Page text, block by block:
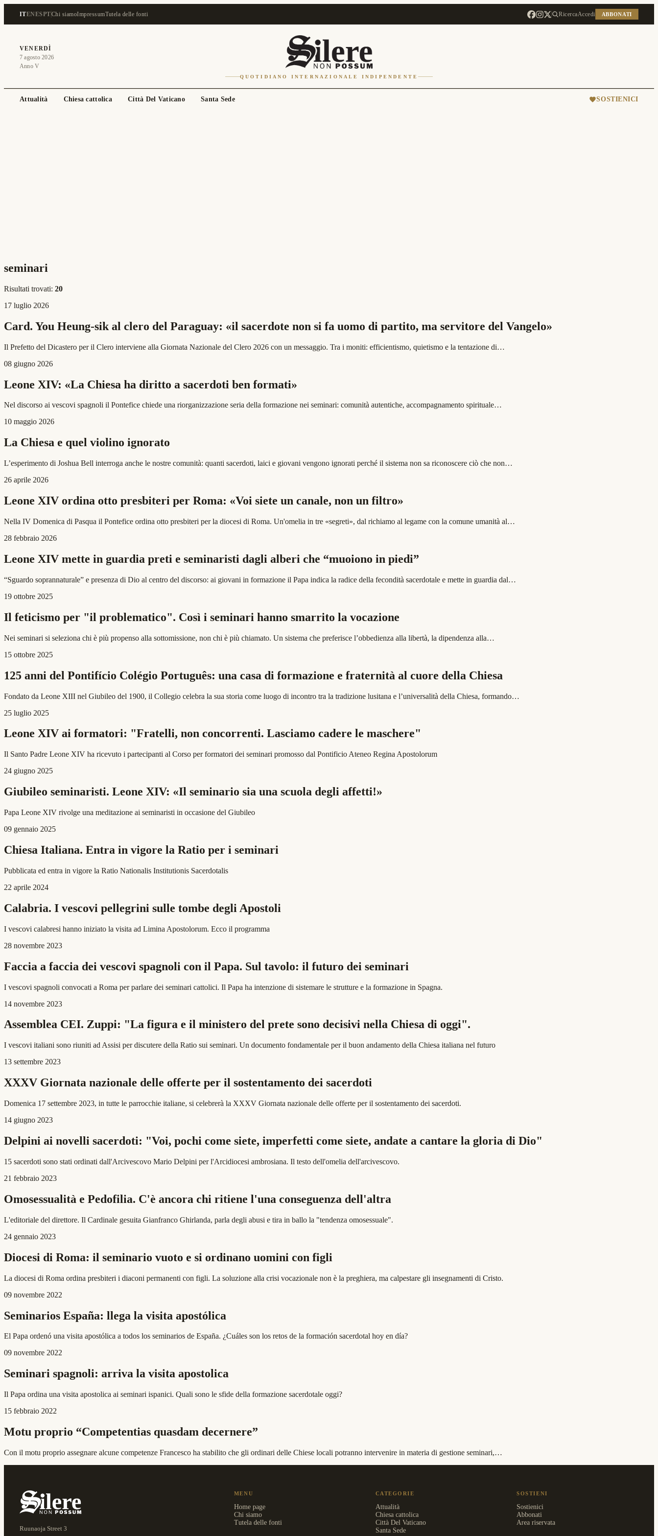
ITENESPTChi siamoImpressumTutela delle fonti RicercaAccedi ABBONATI
VENERDÌ
7 agosto 2026
Anno V
QUOTIDIANO INTERNAZIONALE INDIPENDENTE
Attualità Chiesa cattolica Città Del Vaticano Santa Sede SOSTIENICI
seminari
Risultati trovati: 20
17 luglio 2026
Card. You Heung-sik al clero del Paraguay: «il sacerdote non si fa uomo di partito, ma servitore del Vangelo»
Il Prefetto del Dicastero per il Clero interviene alla Giornata Nazionale del Clero 2026 con un messaggio. Tra i moniti: efficientismo, quietismo e la tentazione di…
08 giugno 2026
Leone XIV: «La Chiesa ha diritto a sacerdoti ben formati»
Nel discorso ai vescovi spagnoli il Pontefice chiede una riorganizzazione seria della formazione nei seminari: comunità autentiche, accompagnamento spirituale…
10 maggio 2026
La Chiesa e quel violino ignorato
L’esperimento di Joshua Bell interroga anche le nostre comunità: quanti sacerdoti, laici e giovani vengono ignorati perché il sistema non sa riconoscere ciò che non…
26 aprile 2026
Leone XIV ordina otto presbiteri per Roma: «Voi siete un canale, non un filtro»
Nella IV Domenica di Pasqua il Pontefice ordina otto presbiteri per la diocesi di Roma. Un'omelia in tre «segreti», dal richiamo al legame con la comune umanità al…
28 febbraio 2026
Leone XIV mette in guardia preti e seminaristi dagli alberi che “muoiono in piedi”
“Sguardo soprannaturale” e presenza di Dio al centro del discorso: ai giovani in formazione il Papa indica la radice della fecondità sacerdotale e mette in guardia dal…
19 ottobre 2025
Il feticismo per "il problematico". Così i seminari hanno smarrito la vocazione
Nei seminari si seleziona chi è più propenso alla sottomissione, non chi è più chiamato. Un sistema che preferisce l’obbedienza alla libertà, la dipendenza alla…
15 ottobre 2025
125 anni del Pontifício Colégio Português: una casa di formazione e fraternità al cuore della Chiesa
Fondato da Leone XIII nel Giubileo del 1900, il Collegio celebra la sua storia come luogo di incontro tra la tradizione lusitana e l’universalità della Chiesa, formando…
25 luglio 2025
Leone XIV ai formatori: "Fratelli, non concorrenti. Lasciamo cadere le maschere"
Il Santo Padre Leone XIV ha ricevuto i partecipanti al Corso per formatori dei seminari promosso dal Pontificio Ateneo Regina Apostolorum
24 giugno 2025
Giubileo seminaristi. Leone XIV: «Il seminario sia una scuola degli affetti!»
Papa Leone XIV rivolge una meditazione ai seminaristi in occasione del Giubileo
09 gennaio 2025
Chiesa Italiana. Entra in vigore la Ratio per i seminari
Pubblicata ed entra in vigore la Ratio Nationalis Institutionis Sacerdotalis
22 aprile 2024
Calabria. I vescovi pellegrini sulle tombe degli Apostoli
I vescovi calabresi hanno iniziato la visita ad Limina Apostolorum. Ecco il programma
28 novembre 2023
Faccia a faccia dei vescovi spagnoli con il Papa. Sul tavolo: il futuro dei seminari
I vescovi spagnoli convocati a Roma per parlare dei seminari cattolici. Il Papa ha intenzione di sistemare le strutture e la formazione in Spagna.
14 novembre 2023
Assemblea CEI. Zuppi: "La figura e il ministero del prete sono decisivi nella Chiesa di oggi".
I vescovi italiani sono riuniti ad Assisi per discutere della Ratio sui seminari. Un documento fondamentale per il buon andamento della Chiesa italiana nel futuro
13 settembre 2023
XXXV Giornata nazionale delle offerte per il sostentamento dei sacerdoti
Domenica 17 settembre 2023, in tutte le parrocchie italiane, si celebrerà la XXXV Giornata nazionale delle offerte per il sostentamento dei sacerdoti.
14 giugno 2023
Delpini ai novelli sacerdoti: "Voi, pochi come siete, imperfetti come siete, andate a cantare la gloria di Dio"
15 sacerdoti sono stati ordinati dall'Arcivescovo Mario Delpini per l'Arcidiocesi ambrosiana. Il testo dell'omelia dell'arcivescovo.
21 febbraio 2023
Omosessualità e Pedofilia. C'è ancora chi ritiene l'una conseguenza dell'altra
L'editoriale del direttore. Il Cardinale gesuita Gianfranco Ghirlanda, parla degli abusi e tira in ballo la "tendenza omosessuale".
24 gennaio 2023
Diocesi di Roma: il seminario vuoto e si ordinano uomini con figli
La diocesi di Roma ordina presbiteri i diaconi permanenti con figli. La soluzione alla crisi vocazionale non è la preghiera, ma calpestare gli insegnamenti di Cristo.
09 novembre 2022
Seminarios España: llega la visita apostólica
El Papa ordenó una visita apostólica a todos los seminarios de España. ¿Cuáles son los retos de la formación sacerdotal hoy en día?
09 novembre 2022
Seminari spagnoli: arriva la visita apostolica
Il Papa ordina una visita apostolica ai seminari ispanici. Quali sono le sfide della formazione sacerdotale oggi?
15 febbraio 2022
Motu proprio “Competentias quasdam decernere”
Con il motu proprio assegnare alcune competenze Francesco ha stabilito che gli ordinari delle Chiese locali potranno intervenire in materia di gestione seminari,…
Ruunaoja Street 3
MENU
Home page
Chi siamo
Tutela delle fonti
CATEGORIE
Attualità
Chiesa cattolica
Città Del Vaticano
Santa Sede
SOSTIENI
Sostienici
Abbonati
Area riservata